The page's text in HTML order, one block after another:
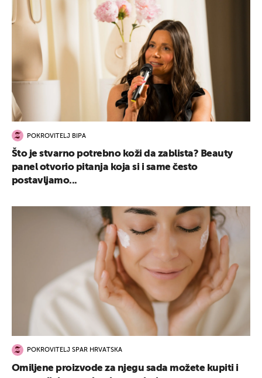
POKROVITELJ BIPA
Što je stvarno potrebno koži da zablista? Beauty
panel otvorio pitanja koja si i same često
postavljamo...
POKROVITELJ SPAR HRVATSKA
Omiljene proizvode za njegu sada možete kupiti i